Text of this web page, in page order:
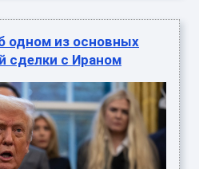
одном из основных
сделки с Ираном